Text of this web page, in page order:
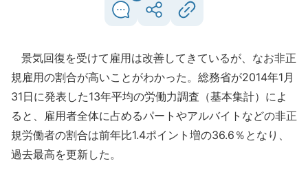
景気回復を受けて雇用は改善してきているが、なお非正
規雇用の割合が高いことがわかった。総務省が2014年1月
31日に発表した13年平均の労働力調査（基本集計）によ
ると、雇用者全体に占めるパートやアルバイトなどの非正
規労働者の割合は前年比1.4ポイント増の36.6％となり、
過去最高を更新した。